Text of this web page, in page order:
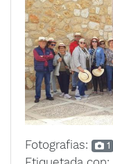
Fotografias: 1